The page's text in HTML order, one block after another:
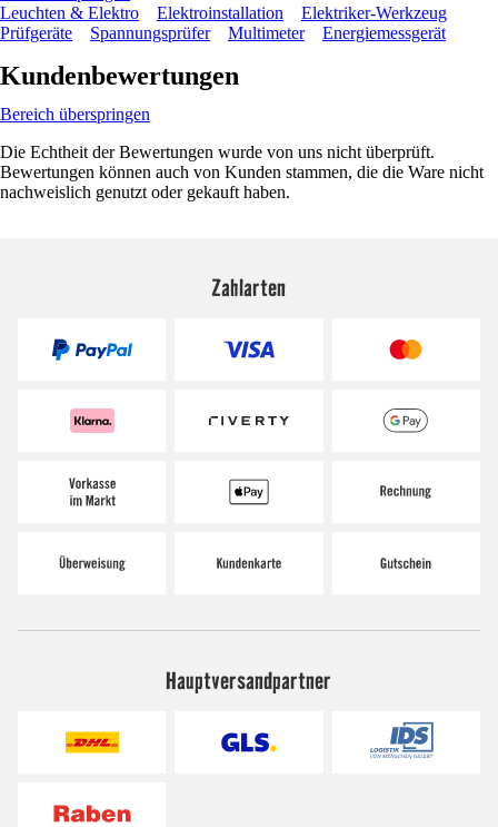
Leuchten & Elektro
Elektroinstallation
Elektriker-Werkzeug
Prüfgeräte
Spannungsprüfer Multimeter Energiemessgerät
Kundenbewertungen
Bereich überspringen
Die Echtheit der Bewertungen wurde von uns nicht überprüft.
Bewertungen können auch von Kunden stammen, die die Ware nicht
nachweislich genutzt oder gekauft haben.
Zahlarten
Hauptversandpartner